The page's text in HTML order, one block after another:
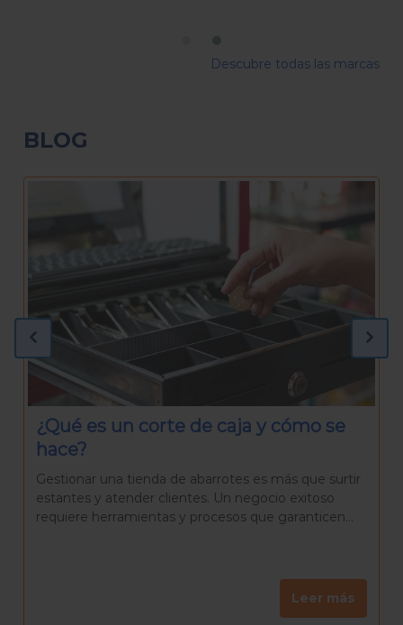
Descubre todas las marcas
BLOG
¿Qué necesitas para preparar una
Rosca de Reyes casera?
La Rosca de Reyes es mucho más que un pan
delicioso. Es una tradición que reúne a familiares y
amigos para celebrar el día de Reyes, una...
Leer más